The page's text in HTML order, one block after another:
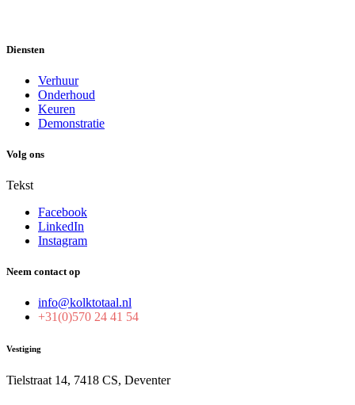
Diensten
Verhuur
Onderhoud
Keuren
Demonstratie
Volg ons
Tekst
Facebook
LinkedIn
Instagram
Neem contact op
info@kolktotaal.nl
+31(0)570 24 41 54
Vestiging
Tielstraat 14, 7418 CS, Deventer